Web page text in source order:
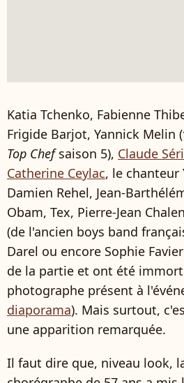
Katia Tchenko, Fabienne
Frigide Barjot, Yannick Melin
Top Chefsaison 5), Claude
Catherine Ceylac, le chanteur
Damien Rehel, Jean-
Obam, Tex, Pierre-Jean
(de l'ancien boys band
Darel ou encore Sophie
de la partie et ont été
photographe présent à
diaporama). Mais surtout,
une apparition remarquée.
Il faut dire que, niveau look,